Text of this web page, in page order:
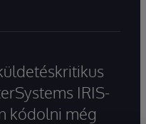
IRIS-
kódolni még